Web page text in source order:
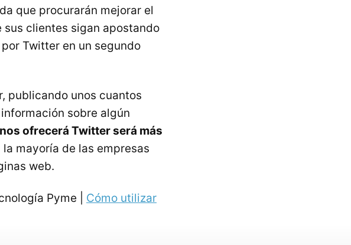
que procurarán mejorar el
clientes sigan apostando
Twitter en un segundo
publicando unos cuantos
sobre algún
ofrecerá Twitter será más
mayoría de las empresas
web.
Pyme | Cómo utilizar